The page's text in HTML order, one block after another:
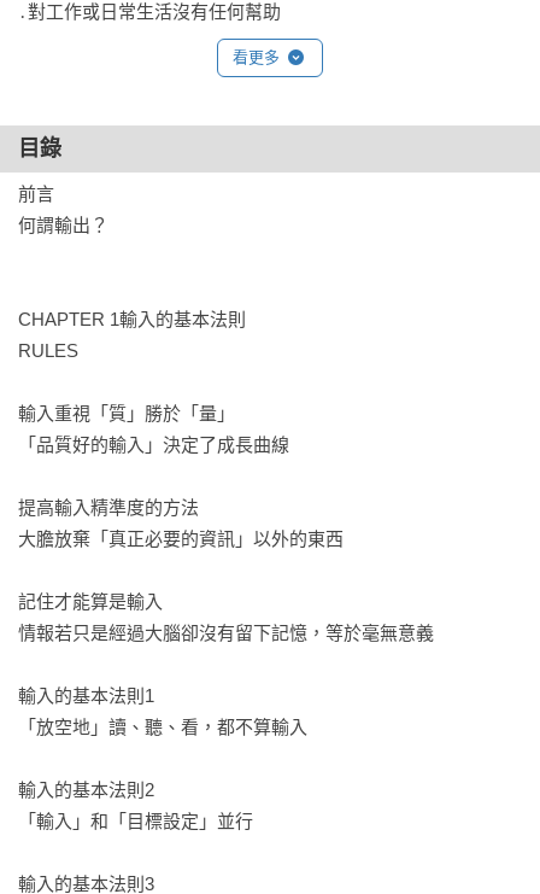
․對工作或日常生活沒有任何幫助
身為「日本最會輸出的精神科醫師」，
方法」！
學完確實牢記的人和學過就忘的人，差別在哪裡？
․以輸出為前提的輸入可活化大腦
․醞釀靈感的「備忘整理術」
․建立只有傳送「自己必要的情報」的機制
看更多
目錄
前言
何謂輸出？
CHAPTER 1輸入的基本法則
RULES
輸入重視「質」勝於「量」
「品質好的輸入」決定了成長曲線
提高輸入精準度的方法
大膽放棄「真正必要的資訊」以外的東西
記住才能算是輸入
情報若只是經過大腦卻沒有留下記憶，等於毫無意義
輸入的基本法則1
「放空地」讀、聽、看，都不算輸入
輸入的基本法則2
「輸入」和「目標設定」並行
輸入的基本法則3